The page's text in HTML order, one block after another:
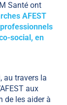
Santé ont
AFEST
social, en
au travers la
aux
de les aider à